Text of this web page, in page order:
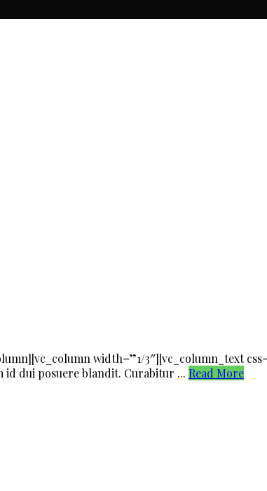
width=”1/3″][vc_column_text
dui posuere blandit. Curabitur ... Read More